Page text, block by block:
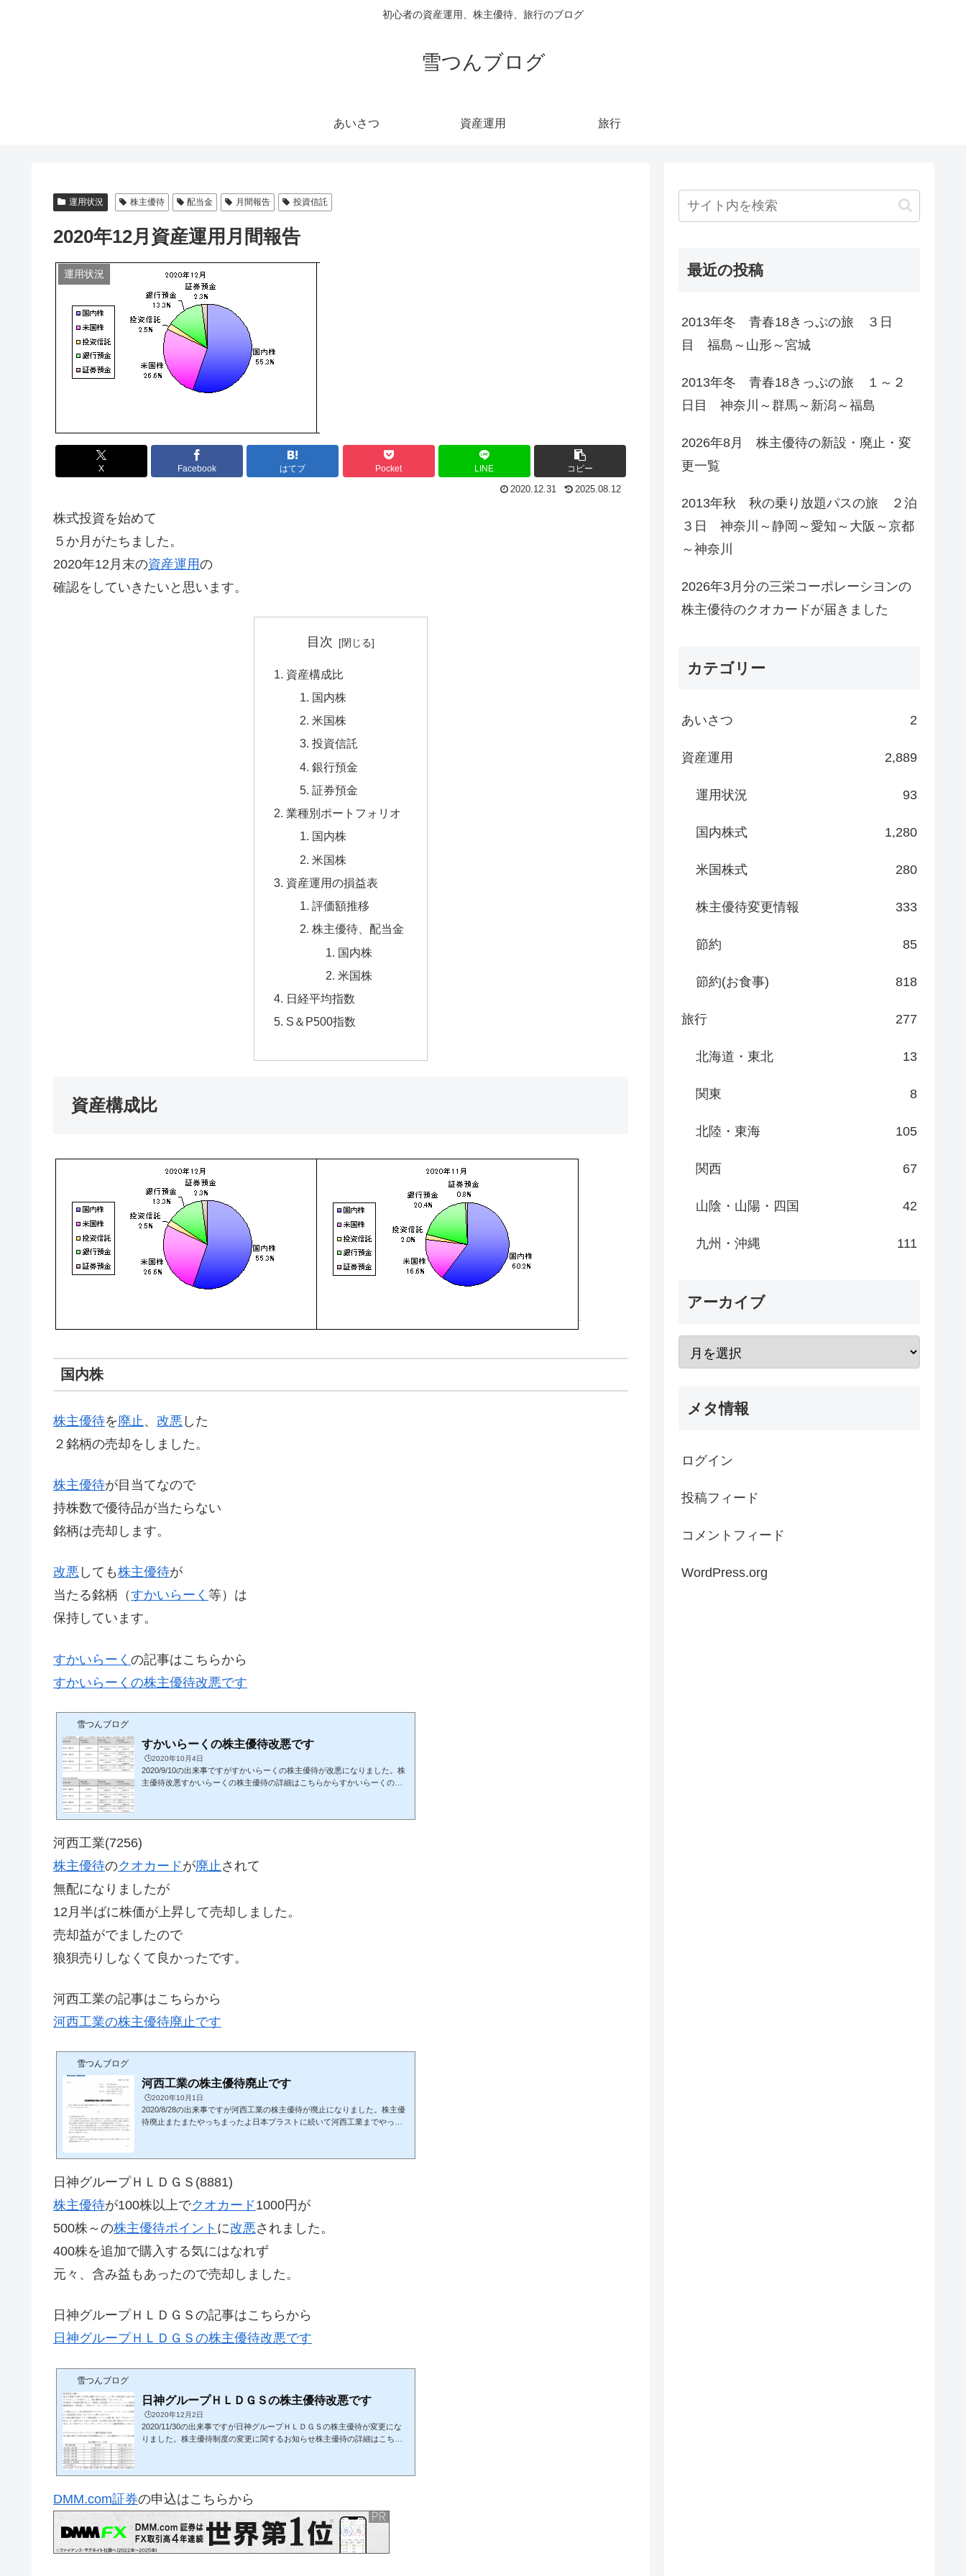
初心者の資産運用、株主優待、旅行のブログ
雪つんブログ
あいさつ 資産運用 旅行
運用状況 株主優待 配当金 月間報告 投資信託
2020年12月資産運用月間報告
運用状況
X Facebook はてブ Pocket LINE コピー
2020.12.31 2025.08.12
株式投資を始めて
５か月がたちました。
2020年12月末の資産運用の
確認をしていきたいと思います。
目次
資産構成比
国内株
米国株
投資信託
銀行預金
証券預金
業種別ポートフォリオ
国内株
米国株
資産運用の損益表
評価額推移
株主優待、配当金
国内株
米国株
日経平均指数
S＆P500指数
資産構成比
国内株
株主優待を廃止、 改悪 した
２銘柄の売却をしました。
株主優待が目当てなので
持株数で優待品が当たらない
銘柄は売却します。
改悪 しても株主優待が
当たる銘柄（すかいらーく 等）は
保持しています。
すかいらーく の記事はこちらから
すかいらーくの株主優待改悪です
雪つんブログ
すかいらーくの株主優待改悪です
🕒️2020年10月4日
2020/9/10の出来事ですがすかいらーくの株主優待が改悪になりました。株
主優待改悪すかいらーくの株主優待の詳細はこちらからすかいらーくの株
株価1333円以下じゃないとあわないよ株主優待の紹介記事はこちらから株
河西工業(7256)
株主優待のクオカードが廃止 されて
無配になりましたが
12月半ばに株価が上昇して売却しました。
売却益がでましたので
狼狽売りしなくて良かったです。
河西工業の記事はこちらから
河西工業の株主優待廃止です
雪つんブログ
河西工業の株主優待廃止です
🕒️2020年10月1日
2020/8/28の出来事ですが河西工業の株主優待が廃止になりました。株主優
待廃止またまたやっちまったよ日本プラストに続いて河西工業までやっぱ
でゴタゴタでしたからねニュースで見てたけどここまで頭まわってなかっ
待の紹介記事はこちらから株主優待の紹介DMM.com証券の申込はこちらか
日神グループＨＬＤＧＳ(8881)
株主優待が100株以上でクオカード1000円が
500株～の株主優待ポイント に改悪されました。
400株を追加で購入する気にはなれず
元々、含み益もあったので売却しました。
日神グループＨＬＤＧＳの記事はこちらから
日神グループＨＬＤＧＳの株主優待改悪です
雪つんブログ
日神グループＨＬＤＧＳの株主優待改悪です
🕒️2020年12月2日
2020/11/30の出来事ですが日神グループＨＬＤＧＳの株主優待が変更にな
りました。株主優待制度の変更に関するお知らせ株主優待の詳細はこちら
た。また、売却するか４００株購入するかの選択になりました。売却しま
申込はこちらから 株価、総合利回り2020/12/2時点日神グループＨＬＤＧＳ
(8881)株価：402円優待利回り：1.49％...
DMM.com証券の申込はこちらから
最近の投稿
2013年冬 青春18きっぷの旅 ３日
目 福島～山形～宮城
2013年冬 青春18きっぷの旅 １～２
日目 神奈川～群馬～新潟～福島
2026年8月 株主優待の新設・廃止・変
更一覧
2013年秋 秋の乗り放題パスの旅 ２泊
３日 神奈川～静岡～愛知～大阪～京都
～神奈川
2026年3月分の三栄コーポレーシヨンの
株主優待のクオカードが届きました
カテゴリー
あいさつ 2
資産運用 2,889
運用状況 93
国内株式 1,280
米国株式 280
株主優待変更情報 333
節約 85
節約(お食事) 818
旅行 277
北海道・東北 13
関東 8
北陸・東海 105
関西 67
山陰・山陽・四国 42
九州・沖縄 111
アーカイブ
メタ情報
ログイン
投稿フィード
コメントフィード
WordPress.org